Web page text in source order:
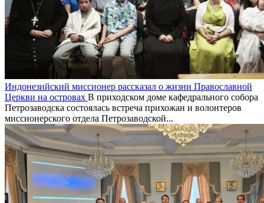
Индонезийский миссионер рассказал о жизни Православной
Церкви на островах В приходском доме кафедрального собора
Петрозаводска состоялась встреча прихожан и волонтеров
миссионерского отдела Петрозаводской...